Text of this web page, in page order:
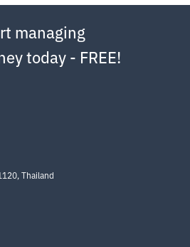
Thailand
managing
today - FREE!